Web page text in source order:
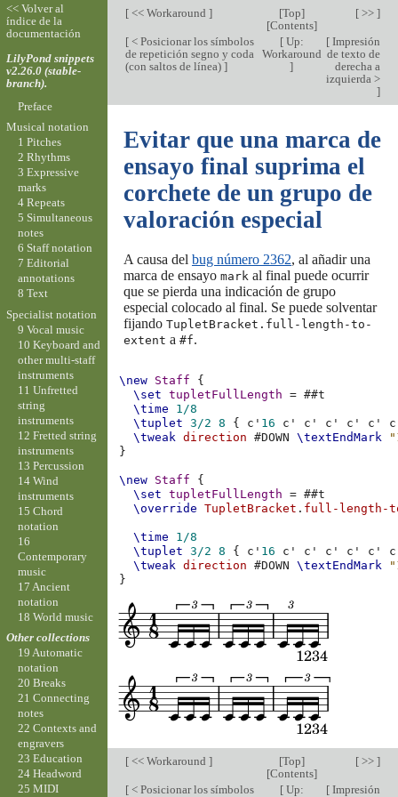
[<< Workaround ] [Top]
[Contents]
[ >> ]
[< Posicionar los símbolos
de repetición segno y coda
(con saltos de línea) ]
[Up:
Workaround
]
[Impresión
de texto de
derecha a
izquierda >
]
Evitar que una marca de
ensayo final suprima el
corchete de un grupo de
valoración especial
A causa del bug número 2362, al añadir una
marca de ensayo mark al final puede ocurrir
que se pierda una indicación de grupo
especial colocado al final. Se puede solventar
fijando TupletBracket.full-length-to-
extent a #f.
\new Staff
{
\set
tupletFullLength = ##t
\time
1/8
\tuplet
3/2 8 { c' 16 c' c' c' c' c'
\tweak direction #DOWN \textEndMark
}
\new Staff
{
\set
tupletFullLength = ##t
\override
TupletBracket . full-length-
\time
1/8
\tuplet
3/2 8 { c' 16 c' c' c' c' c'
\tweak direction #DOWN \textEndMark
}
[<< Workaround ] [Top]
[Contents]
[ >> ]
[< Posicionar los símbolos
[Up:
[Impresión
<< Volver al
índice de la
documentación
LilyPond snippets
v2.26.0 (stable-
branch).
Preface
Musical notation
1 Pitches
2 Rhythms
3 Expressive
marks
4 Repeats
5 Simultaneous
notes
6 Staff notation
7 Editorial
annotations
8 Text
Specialist notation
9 Vocal music
10 Keyboard and
other multi-staff
instruments
11 Unfretted
string
instruments
12 Fretted string
instruments
13 Percussion
14 Wind
instruments
15 Chord
notation
16
Contemporary
music
17 Ancient
notation
18 World music
Other collections
19 Automatic
notation
20 Breaks
21 Connecting
notes
22 Contexts and
engravers
23 Education
24 Headword
25 MIDI